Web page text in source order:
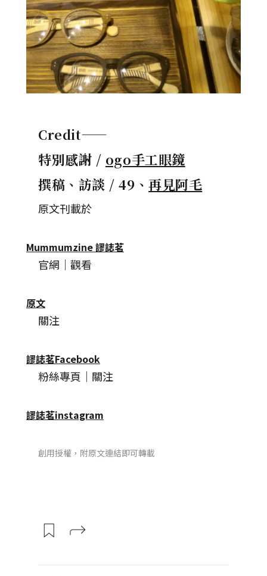
Credit——
特別感謝 / ogo手工眼鏡
撰稿、訪談 / 49、再見阿毛
原文刊載於
Mummumzine 謬誌茗
官網｜觀看
原文
關注
謬誌茗Facebook
粉絲專頁｜關注
謬誌茗instagram
創用授權，附原文連結即可轉載